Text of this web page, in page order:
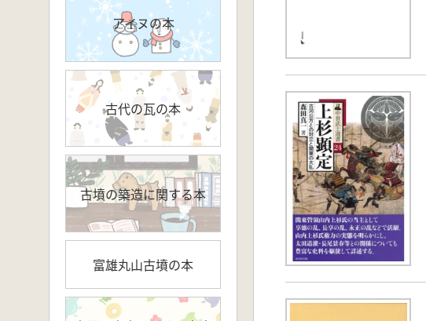
アイヌの本
古代の瓦の本
古墳の築造に関する本
富雄丸山古墳の本